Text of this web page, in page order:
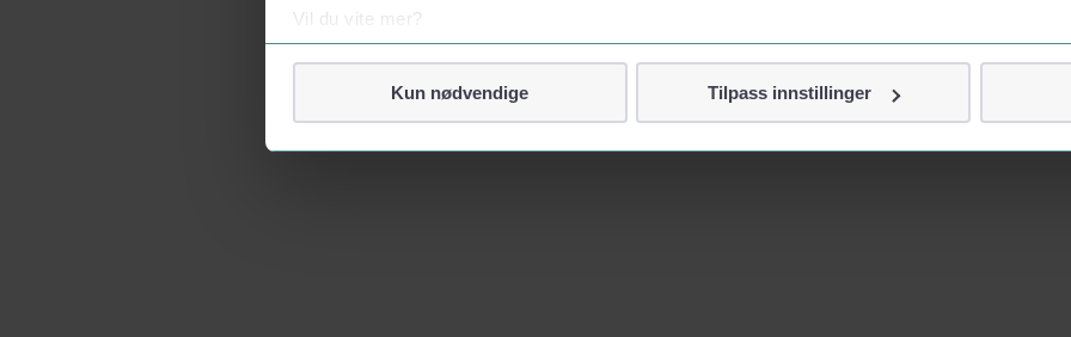
Vil du vite mer?
Om informasjonskapsler
Kun nødvendige Tilpass innstillinger